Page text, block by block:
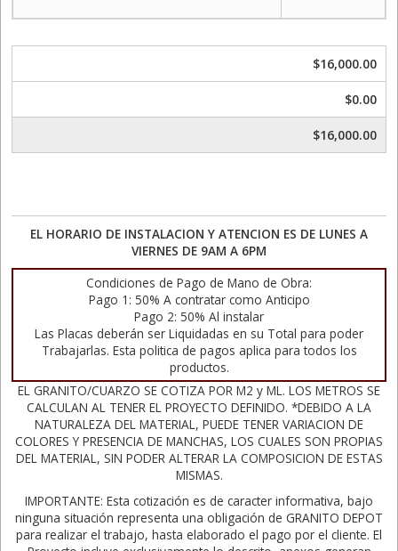
$16,000.00
$0.00
$16,000.00
EL HORARIO DE INSTALACION Y ATENCION ES DE LUNES A
VIERNES DE 9AM A 6PM
Condiciones de Pago de Mano de Obra:
Pago 1: 50% A contratar como Anticipo
Pago 2: 50% Al instalar
Las Placas deberán ser Liquidadas en su Total para poder
Trabajarlas. Esta politica de pagos aplica para todos los
productos.
EL GRANITO/CUARZO SE COTIZA POR M2 y ML. LOS METROS SE
CALCULAN AL TENER EL PROYECTO DEFINIDO. *DEBIDO A LA
NATURALEZA DEL MATERIAL, PUEDE TENER VARIACION DE
COLORES Y PRESENCIA DE MANCHAS, LOS CUALES SON PROPIAS
DEL MATERIAL, SIN PODER ALTERAR LA COMPOSICION DE ESTAS
MISMAS.
IMPORTANTE: Esta cotización es de caracter informativa, bajo
ninguna situación representa una obligación de GRANITO DEPOT
para realizar el trabajo, hasta elaborado el pago por el cliente. El